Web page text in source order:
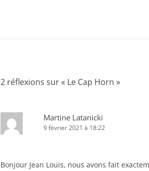
2 réflexions sur « Le Cap Horn »
Martine Latanicki
9 février 2021 à 18:22
Bonjour Jean Louis, nous avons fait